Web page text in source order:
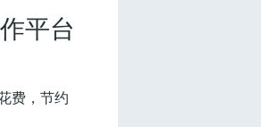
平台
费，节约